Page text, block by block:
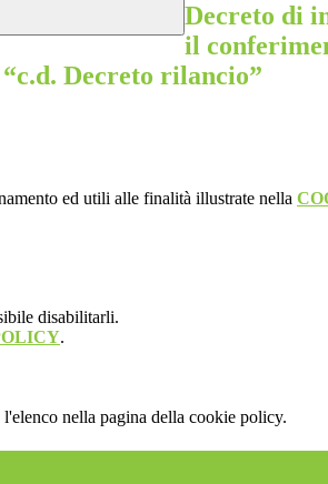
Decreto di
il
Decreto rilancio”
ed utili alle finalità illustrate nella
disabilitarli.
.
nella pagina della cookie policy.